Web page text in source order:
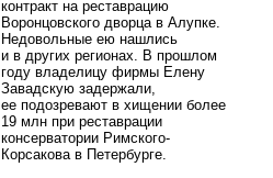
контракт на реставрацию
Воронцовского дворца в Алупке.
Недовольные ею нашлись
и в других регионах. В прошлом
году владелицу фирмы Елену
Завадскую задержали,
ее подозревают в хищении более
19 млн при реставрации
консерватории Римского-
Корсакова в Петербурге.